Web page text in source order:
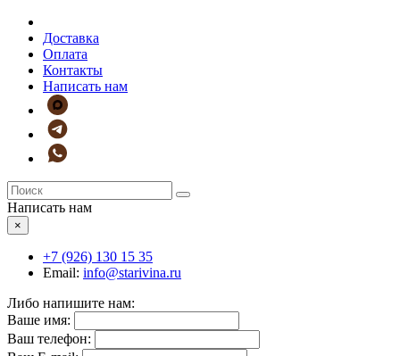
Доставка
Оплата
Контакты
Написать нам
Написать нам
×
+7 (926) 130 15 35
Email: info@starivina.ru
Либо напишите нам:
Ваше имя:
Ваш телефон: